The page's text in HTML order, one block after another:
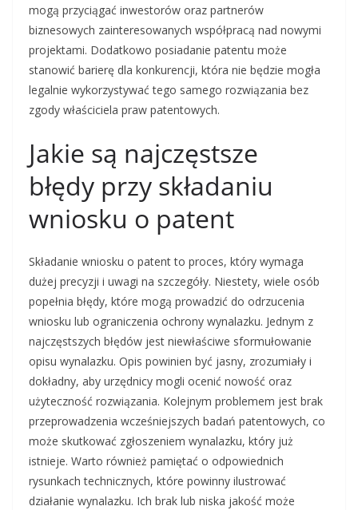
mogą przyciągać inwestorów oraz partnerów
biznesowych zainteresowanych współpracą nad nowymi
projektami. Dodatkowo posiadanie patentu może
stanowić barierę dla konkurencji, która nie będzie mogła
legalnie wykorzystywać tego samego rozwiązania bez
zgody właściciela praw patentowych.
Jakie są najczęstsze
błędy przy składaniu
wniosku o patent
Składanie wniosku o patent to proces, który wymaga
dużej precyzji i uwagi na szczegóły. Niestety, wiele osób
popełnia błędy, które mogą prowadzić do odrzucenia
wniosku lub ograniczenia ochrony wynalazku. Jednym z
najczęstszych błędów jest niewłaściwe sformułowanie
opisu wynalazku. Opis powinien być jasny, zrozumiały i
dokładny, aby urzędnicy mogli ocenić nowość oraz
użyteczność rozwiązania. Kolejnym problemem jest brak
przeprowadzenia wcześniejszych badań patentowych, co
może skutkować zgłoszeniem wynalazku, który już
istnieje. Warto również pamiętać o odpowiednich
rysunkach technicznych, które powinny ilustrować
działanie wynalazku. Ich brak lub niska jakość może